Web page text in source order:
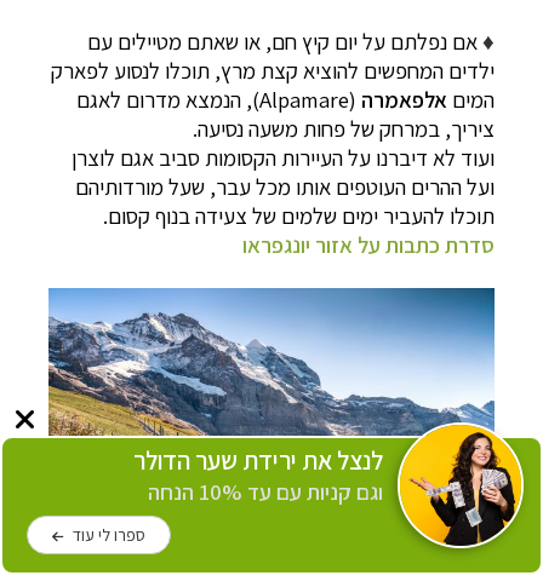
♦אם נפלתם על יום קיץ חם, או שאתם מטיילים עם
ילדים המחפשים להוציא קצת מרץ, תוכלו לנסוע לפארק
המים אלפאמרה (
Alpamare), הנמצא מדרום לאגם
ציריך, במרחק של פחות משעה נסיעה.
ועוד לא דיברנו על העיירות הקסומות סביב אגם לוצרן
ועל ההרים העוטפים אותו מכל עבר, שעל מורדותיהם
תוכלו להעביר ימים שלמים של צעידה בנוף קסום.
סדרת כתבות על אזור יונגפראו
לנצל את ירידת שער הדולר
וגם קניות עם עד 10% הנחה
ספרו לי עוד